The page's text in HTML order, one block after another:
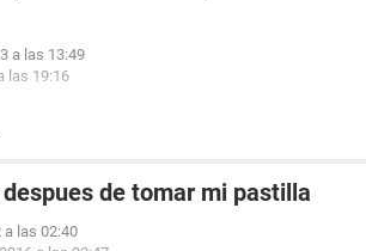
a las 13:49
las 19:16
de tomar mi pastilla
a las 02:40